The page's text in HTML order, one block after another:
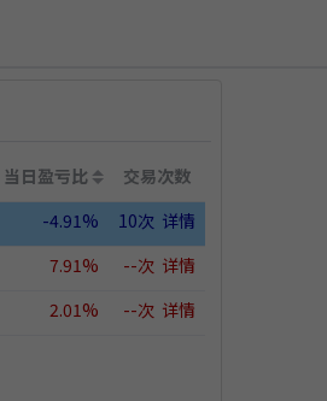
当日盈亏比
交易次数
-4.91% 10次 详情
7.91% --次 详情
2.01% --次 详情